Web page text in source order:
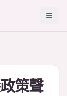
策聲